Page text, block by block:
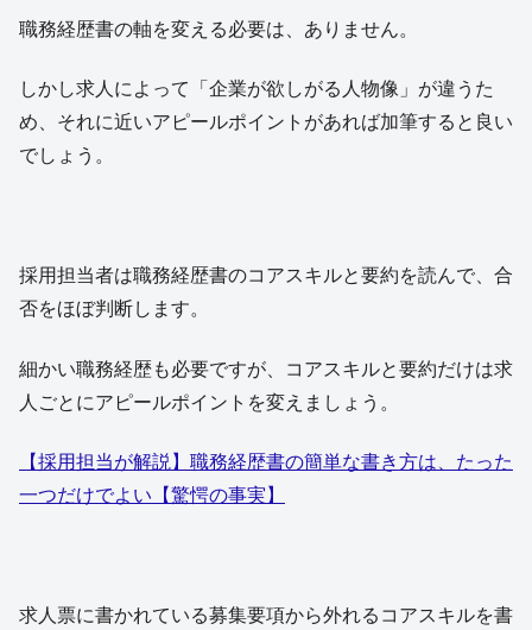
職務経歴書の軸を変える必要は、ありません。
しかし求人によって「企業が欲しがる人物像」が違うた
め、それに近いアピールポイントがあれば加筆すると良い
でしょう。
採用担当者は職務経歴書のコアスキルと要約を読んで、合
否をほぼ判断します。
細かい職務経歴も必要ですが、コアスキルと要約だけは求
人ごとにアピールポイントを変えましょう。
【採用担当が解説】職務経歴書の簡単な書き方は、たった
一つだけでよい【驚愕の事実】
求人票に書かれている募集要項から外れるコアスキルを書